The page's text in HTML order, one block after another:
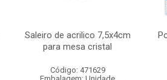
Saleiro de acrilico 7,5x4cm
para mesa cristal
Código: 471629